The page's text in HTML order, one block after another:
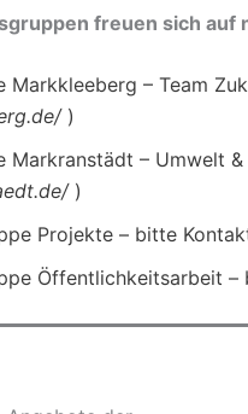
freuen sich auf
Markkleeberg – Team
)
Markranstädt – Umwelt
)
Projekte – bitte
Öffentlichkeitsarbeit